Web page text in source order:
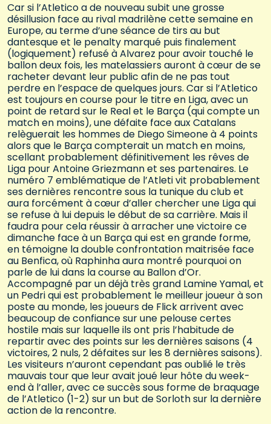
Car si l’Atletico a de nouveau subit une grosse
désillusion face au rival madrilène cette semaine en
Europe, au terme d’une séance de tirs au but
dantesque et le penalty marqué puis finalement
(logiquement) refusé à Alvarez pour avoir touché le
ballon deux fois, les matelassiers auront à cœur de se
racheter devant leur public afin de ne pas tout
perdre en l’espace de quelques jours. Car si l’Atletico
est toujours en course pour le titre en Liga, avec un
point de retard sur le Real et le Barça (qui compte un
match en moins), une défaite face aux Catalans
relèguerait les hommes de Diego Simeone à 4 points
alors que le Barça compterait un match en moins,
scellant probablement définitivement les rêves de
Liga pour Antoine Griezmann et ses partenaires. Le
numéro 7 emblématique de l’Atleti vit probablement
ses dernières rencontre sous la tunique du club et
aura forcément à cœur d’aller chercher une Liga qui
se refuse à lui depuis le début de sa carrière. Mais il
faudra pour cela réussir à arracher une victoire ce
dimanche face à un Barça qui est en grande forme,
en témoigne la double confrontation maitrisée face
au Benfica, où Raphinha aura montré pourquoi on
parle de lui dans la course au Ballon d’Or.
Accompagné par un déjà très grand Lamine Yamal, et
un Pedri qui est probablement le meilleur joueur à son
poste au monde, les joueurs de Flick arrivent avec
beaucoup de confiance sur une pelouse certes
hostile mais sur laquelle ils ont pris l’habitude de
repartir avec des points sur les dernières saisons (4
victoires, 2 nuls, 2 défaites sur les 8 dernières saisons).
Les visiteurs n’auront cependant pas oublié le très
mauvais tour que leur avait joué leur hôte du week-
end à l’aller, avec ce succès sous forme de braquage
de l’Atletico (1-2) sur un but de Sorloth sur la dernière
action de la rencontre.